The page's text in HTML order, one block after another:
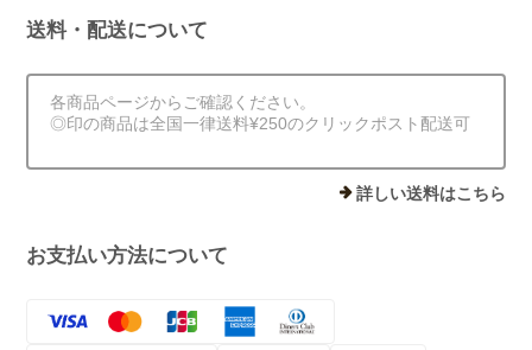
送料・配送について
各商品ページからご確認ください。
◎印の商品は全国一律送料¥250のクリックポスト配送可
詳しい送料はこちら
お支払い方法について